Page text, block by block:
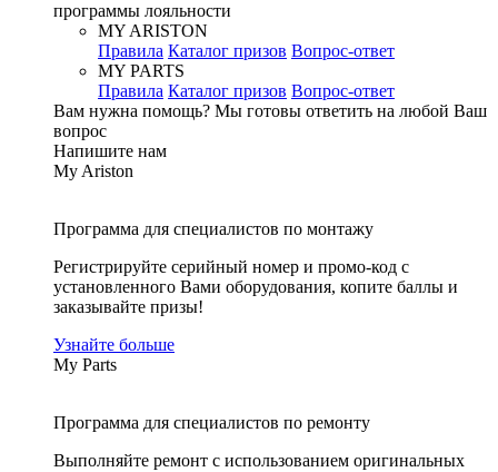
программы лояльности
MY ARISTON
Правила Каталог призов Вопрос-ответ
MY PARTS
Правила Каталог призов Вопрос-ответ
Вам нужна помощь? Мы готовы ответить на любой Ваш
вопрос
Напишите нам
My Ariston
Программа для специалистов по монтажу
Регистрируйте серийный номер и промо-код с
установленного Вами оборудования, копите баллы и
заказывайте призы!
Узнайте больше
My Parts
Программа для специалистов по ремонту
Выполняйте ремонт с использованием оригинальных